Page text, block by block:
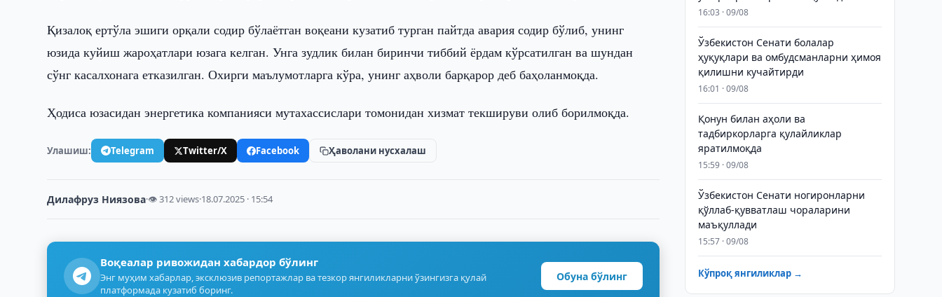
Қизалоқ ертўла эшиги орқали содир бўлаётган воқеани кузатиб турган пайтда авария содир бўлиб, унинг
юзида куйиш жароҳатлари юзага келган. Унга зудлик билан биринчи тиббий ёрдам кўрсатилган ва шундан
сўнг касалхонага етказилган. Охирги маълумотларга кўра, унинг аҳволи барқарор деб баҳоланмоқда.
Ҳодиса юзасидан энергетика компанияси мутахассислари томонидан хизмат текшируви олиб борилмоқда.
Улашиш: Telegram Twitter/X Facebook Ҳаволани нусхалаш
Дилафруз Ниязова·👁 312 views·18.07.2025 · 15:54
Воқеалар ривожидан хабардор бўлинг
Энг муҳим хабарлар, эксклюзив репортажлар ва тезкор янгиликларни ўзингизга қулай
платформада кузатиб боринг.
Обуна бўлинг
16:03 · 09/08
Ўзбекистон Сенати болалар
ҳуқуқлари ва омбудсманларни ҳимоя
қилишни кучайтирди
16:01 · 09/08
Қонун билан аҳоли ва
тадбиркорларга қулайликлар
яратилмоқда
15:59 · 09/08
Ўзбекистон Сенати ногиронларни
қўллаб-қувватлаш чораларини
маъқуллади
15:57 · 09/08
Кўпроқ янгиликлар →